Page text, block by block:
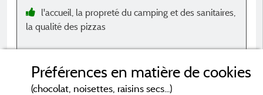
l'accueil, la propreté du camping et des sanitaires,
la qualité des pizzas
la propreté, la taille de l'emplacement
Préférences en matière de cookies
(chocolat, noisettes, raisins secs...)